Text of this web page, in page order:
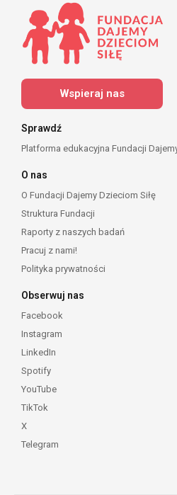
Wspieraj nas
Sprawdź
Platforma edukacyjna Fundacji
O nas
O Fundacji Dajemy Dzieciom Siłę
Struktura Fundacji
Raporty z naszych badań
Pracuj z nami!
Polityka prywatności
Obserwuj nas
Facebook
Instagram
LinkedIn
Spotify
YouTube
TikTok
X
Telegram